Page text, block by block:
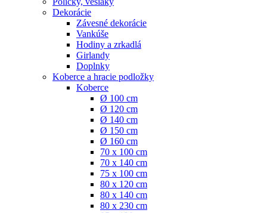
Dekorácie
Závesné dekorácie
Vankúše
Hodiny a zrkadlá
Girlandy
Doplnky
Koberce a hracie podložky
Koberce
Ø 100 cm
Ø 120 cm
Ø 140 cm
Ø 150 cm
Ø 160 cm
70 x 100 cm
70 x 140 cm
75 x 100 cm
80 x 120 cm
80 x 140 cm
80 x 230 cm